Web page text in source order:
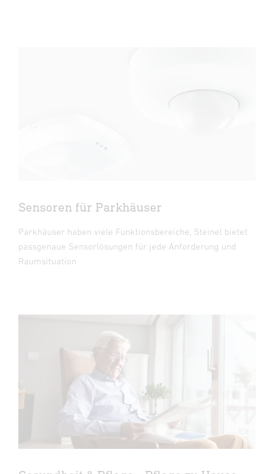
Sensoren für Parkhäuser
Parkhäuser haben viele Funktionsbereiche, Steinel bietet
passgenaue Sensorlösungen für jede Anforderung und
Raumsituation